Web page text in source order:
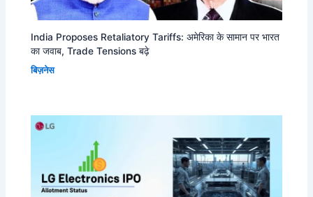
India Proposes Retaliatory Tariffs: अमेरिका के सामान पर भारत
का जवाब, Trade Tensions बढ़े
बिज़नेस